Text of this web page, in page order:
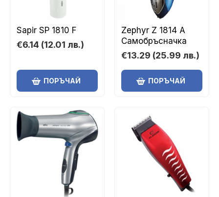
Sapir SP 1810 F
€6.14 (12.01 лв.)
ПОРЪЧАЙ
Zephyr Z 1814 A
Самобръсначка
€13.29 (25.99 лв.)
ПОРЪЧАЙ